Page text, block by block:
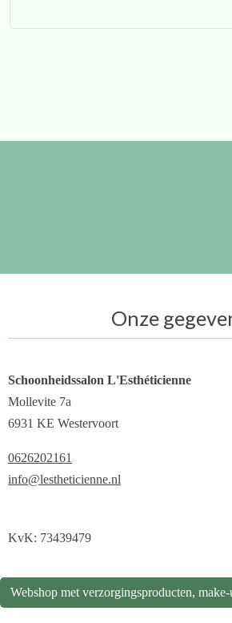
Onze
Schoonheidssalon L'Esthéticienne
Mollevite 7a
6931 KE Westervoort
0626202161
info@lestheticienne.nl
KvK: 73439479
Webshop met verzorgingsproducten, make-